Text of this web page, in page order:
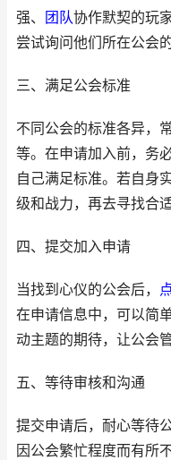
强、
团队协作默契的玩
尝试询问他们所在公会的
三、满足公会标准
不同公会的标准各异，
等。在申请加入前，务
自己满足标准。若自身
级和战力，再去寻找合
四、提交加入申请
当找到心仪的公会后，
在申请信息中，可以简
动主题的期待，让公会
五、等待审核和沟通
提交申请后，耐心等待
因公会繁忙程度而有所